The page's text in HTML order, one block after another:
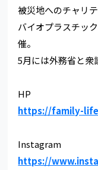
被災地へのチャリ
バイオプラスチッ
催。
5月には外務省と衆
HP
https://family-
Instagram
https://